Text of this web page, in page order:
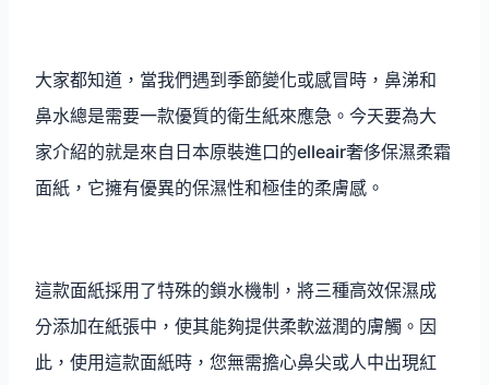
大家都知道，當我們遇到季節變化或感冒時，鼻涕和
鼻水總是需要一款優質的衛生紙來應急。今天要為大
家介紹的就是來自日本原裝進口的elleair奢侈保濕柔霜
面紙，它擁有優異的保濕性和極佳的柔膚感。
這款面紙採用了特殊的鎖水機制，將三種高效保濕成
分添加在紙張中，使其能夠提供柔軟滋潤的膚觸。因
此，使用這款面紙時，您無需擔心鼻尖或人中出現紅